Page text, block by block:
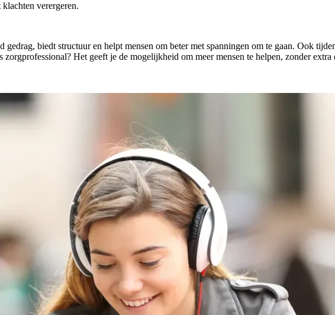
verergeren.
biedt structuur en helpt mensen om beter met spanningen om te gaan. Ook
Het geeft je de mogelijkheid om meer mensen te helpen, zonder extra